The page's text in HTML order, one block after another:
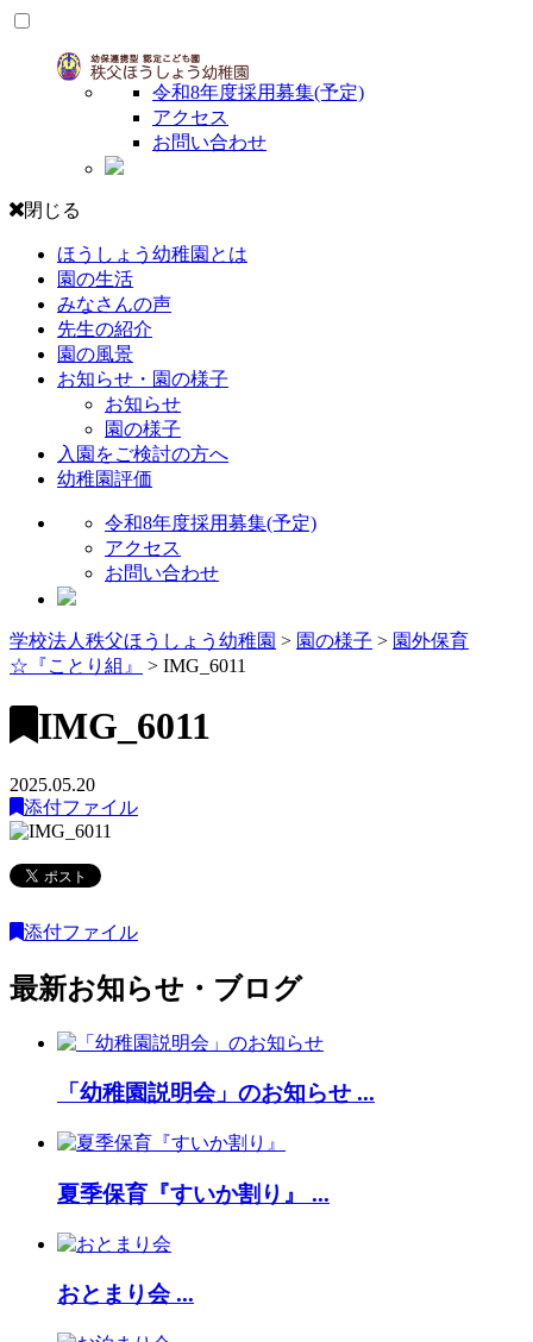
令和8年度採用募集(予定)
アクセス
お問い合わせ
閉じる
ほうしょう幼稚園とは
園の生活
みなさんの声
先生の紹介
園の風景
お知らせ・園の様子
お知らせ
園の様子
入園をご検討の方へ
幼稚園評価
令和8年度採用募集(予定)
アクセス
お問い合わせ
学校法人秩父ほうしょう幼稚園 > 園の様子 > 園外保育
☆『ことり組』
> IMG_6011
IMG_6011
2025.05.20
添付ファイル
添付ファイル
最新お知らせ・ブログ
「幼稚園説明会」のお知らせ ...
夏季保育『すいか割り』 ...
おとまり会 ...